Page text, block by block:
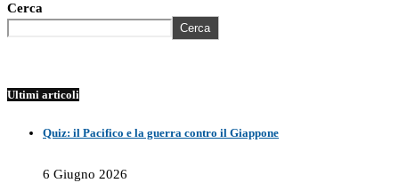
Cerca
Cerca
Ultimi articoli
Quiz: il Pacifico e la guerra contro il Giappone
6 Giugno 2026